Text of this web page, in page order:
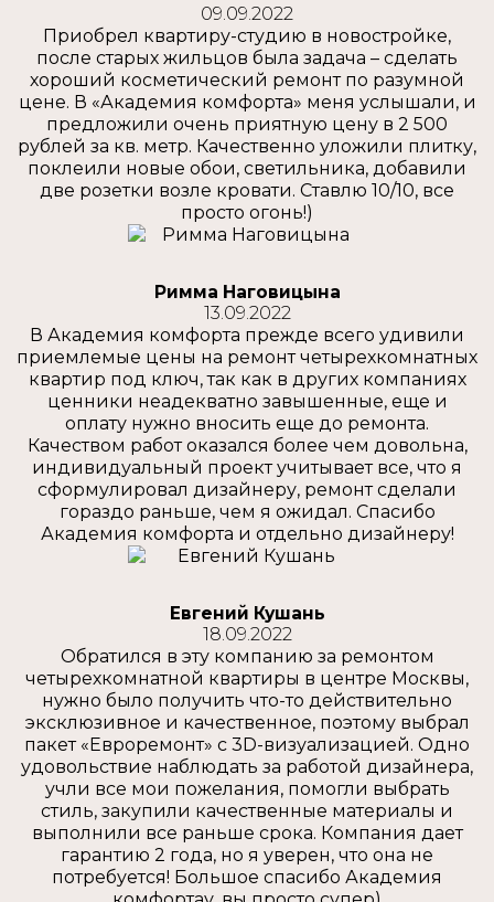
09.09.2022
Приобрел квартиру-студию в новостройке,
после старых жильцов была задача – сделать
хороший косметический ремонт по разумной
цене. В «Академия комфорта» меня услышали, и
предложили очень приятную цену в 2 500
рублей за кв. метр. Качественно уложили плитку,
поклеили новые обои, светильника, добавили
две розетки возле кровати. Ставлю 10/10, все
просто огонь!)
Римма Наговицына
13.09.2022
В Академия комфорта прежде всего удивили
приемлемые цены на ремонт четырехкомнатных
квартир под ключ, так как в других компаниях
ценники неадекватно завышенные, еще и
оплату нужно вносить еще до ремонта.
Качеством работ оказался более чем довольна,
индивидуальный проект учитывает все, что я
сформулировал дизайнеру, ремонт сделали
гораздо раньше, чем я ожидал. Спасибо
Академия комфорта и отдельно дизайнеру!
Евгений Кушань
18.09.2022
Обратился в эту компанию за ремонтом
четырехкомнатной квартиры в центре Москвы,
нужно было получить что-то действительно
эксклюзивное и качественное, поэтому выбрал
пакет «Евроремонт» с 3D-визуализацией. Одно
удовольствие наблюдать за работой дизайнера,
учли все мои пожелания, помогли выбрать
стиль, закупили качественные материалы и
выполнили все раньше срока. Компания дает
гарантию 2 года, но я уверен, что она не
потребуется! Большое спасибо Академия